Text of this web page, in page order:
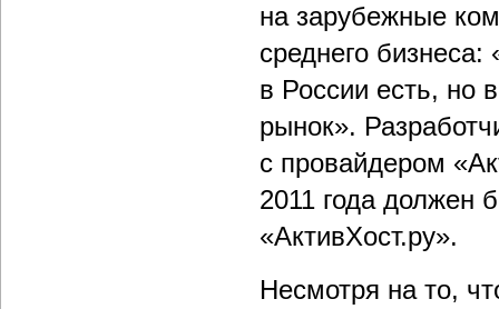
на зарубежные
среднего
в России есть, но
рынок».
с провайдером
2011 года должен
«АктивХост.ру».
Несмотря на то,